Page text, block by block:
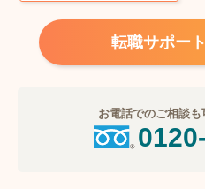
転職サポー
お電話でのご相談